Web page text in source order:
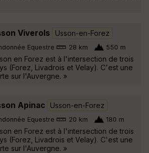
Viverols Usson-en-Forez
Equestre 28 km 550 m
en Forez est à l'intersection de trois
(Forez, Livadrois et Velay). C'est une
sur l'Auvergne. »
Apinac Usson-en-Forez
Equestre 20 km 180 m
en Forez est à l'intersection de trois
(Forez, Livadrois et Velay). C'est une
sur l'Auvergne. »